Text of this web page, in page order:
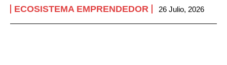
ECOSISTEMA EMPRENDEDOR 26 Julio, 2026